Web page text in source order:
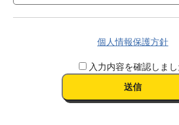
個人情報保護方針
入力内容を確認しまし